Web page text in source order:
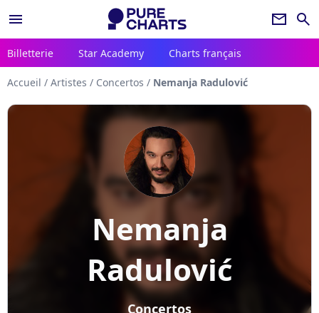
menu newsletter search
Billetterie Star Academy Charts français
Accueil / Artistes / Concertos / Nemanja Radulović
Nemanja
Radulović
Concertos